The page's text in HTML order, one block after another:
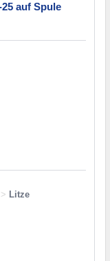
auf Spule
> Litze